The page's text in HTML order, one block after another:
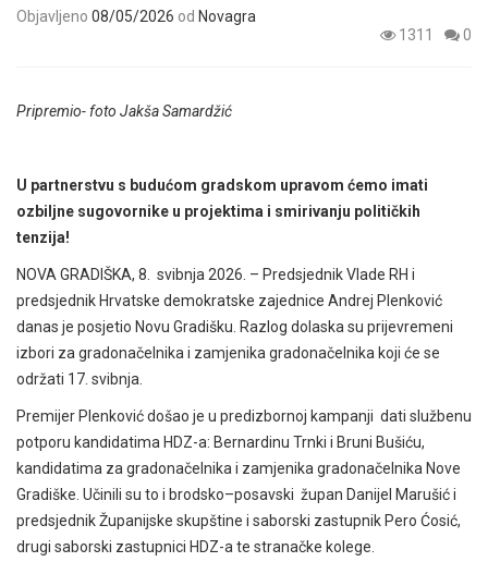
Objavljeno 08/05/2026 od Novagra
1311
0
Pripremio- foto Jakša Samardžić
U partnerstvu s budućom gradskom upravom ćemo imati
ozbiljne sugovornike u projektima i smirivanju političkih
tenzija!
NOVA GRADIŠKA, 8. svibnja 2026. – Predsjednik Vlade RH i
predsjednik Hrvatske demokratske zajednice Andrej Plenković
danas je posjetio Novu Gradišku. Razlog dolaska su prijevremeni
izbori za gradonačelnika i zamjenika gradonačelnika koji će se
održati 17. svibnja.
Premijer Plenković došao je u predizbornoj kampanji dati službenu
potporu kandidatima HDZ-a: Bernardinu Trnki i Bruni Bušiću,
kandidatima za gradonačelnika i zamjenika gradonačelnika Nove
Gradiške. Učinili su to i brodsko–posavski župan Danijel Marušić i
predsjednik Županijske skupštine i saborski zastupnik Pero Ćosić,
drugi saborski zastupnici HDZ-a te stranačke kolege.